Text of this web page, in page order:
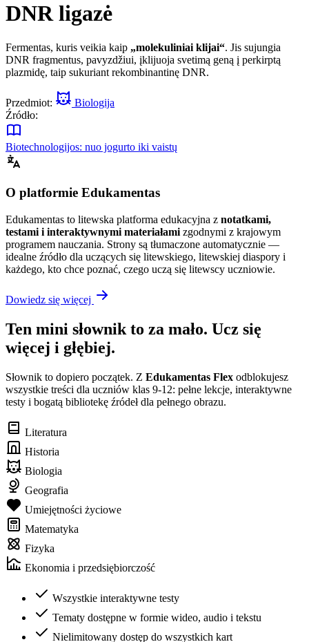
DNR ligazė
Fermentas, kuris veikia kaip „molekuliniai klijai“. Jis sujungia
DNR fragmentus, pavyzdžiui, įklijuoja svetimą geną į perkirptą
plazmidę, taip sukuriant rekombinantinę DNR.
Przedmiot:
Biologija
Źródło:
Biotechnologijos: nuo jogurto iki vaistų
O platformie Edukamentas
Edukamentas to litewska platforma edukacyjna z notatkami,
testami i interaktywnymi materiałami zgodnymi z krajowym
programem nauczania. Strony są tłumaczone automatycznie —
idealne źródło dla uczących się litewskiego, litewskiej diaspory i
każdego, kto chce poznać, czego uczą się litewscy uczniowie.
Dowiedz się więcej
Ten mini słownik to za mało. Ucz się
więcej i głębiej.
Słownik to dopiero początek. Z Edukamentas Flex odblokujesz
wszystkie treści dla uczniów klas 9-12: pełne lekcje, interaktywne
testy i bogatą bibliotekę źródeł dla pełnego obrazu.
Literatura
Historia
Biologia
Geografia
Umiejętności życiowe
Matematyka
Fizyka
Ekonomia i przedsiębiorczość
Wszystkie interaktywne testy
Tematy dostępne w formie wideo, audio i tekstu
Nielimitowany dostęp do wszystkich kart